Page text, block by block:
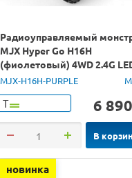
Радиоуправляемый
MJX Hyper Go H16H
(фиолетовый) 4WD 2.4G
GPS 1/16 RTR
MJX-H16H-PURPLE
Т 6 890
В
новинка